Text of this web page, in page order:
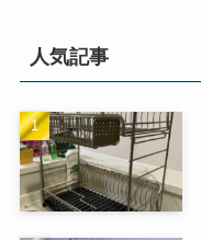
人気記事